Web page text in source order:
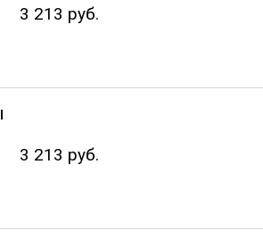
3 213 руб.
3 213 руб.